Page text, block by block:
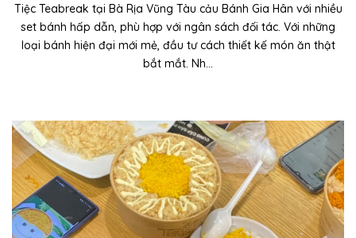
Tiệc Teabreak tại Bà Rịa Vũng Tàu cảu Bánh Gia Hân với nhiều
set bánh hấp dẫn, phù hợp với ngân sách đối tác. Với những
loại bánh hiện đại mới mẻ, đầu tư cách thiết kế món ăn thật
bắt mắt. Nh...